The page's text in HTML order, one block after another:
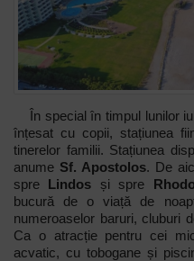
În special în timpul lunilor
înțesat cu copii, stațiunea
tinerelor familii. Stațiunea
anume Sf. Apostolos. De
spre Lindos și spre
bucură de o viață de
numeroaselor baruri, cluburi
Ca o atracție pentru cei
acvatic, cu tobogane și